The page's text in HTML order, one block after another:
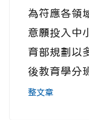
為符應各領
意願投入中
育部規劃以
後教育學分
整文章